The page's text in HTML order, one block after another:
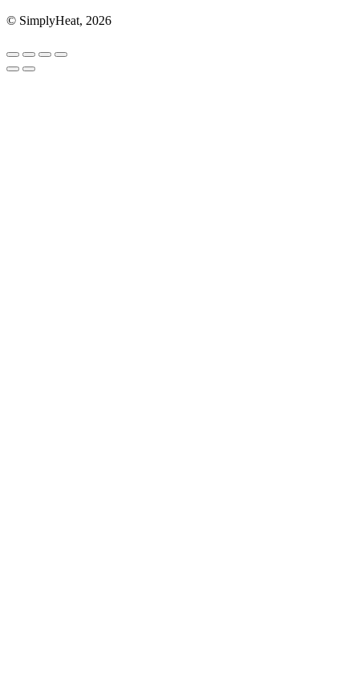
© SimplyHeat, 2026